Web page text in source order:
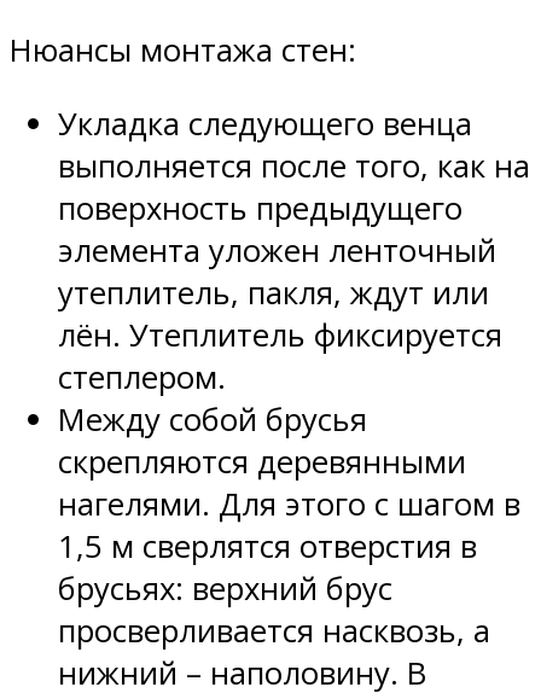
Нюансы монтажа стен:
Укладка следующего венца
выполняется после того, как на
поверхность предыдущего
элемента уложен ленточный
утеплитель, пакля, ждут или
лён. Утеплитель фиксируется
степлером.
Между собой брусья
скрепляются деревянными
нагелями. Для этого с шагом в
1,5 м сверлятся отверстия в
брусьях: верхний брус
просверливается насквозь, а
нижний – наполовину. В